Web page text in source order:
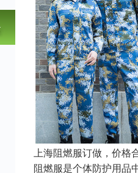
上海阻燃服订做，价格
阻燃服是个体防护用品